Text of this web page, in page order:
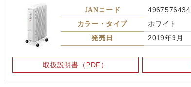
JANコード
カラー・タイプ
ホワイト
発売日
2019年9月
取扱説明書（PDF）